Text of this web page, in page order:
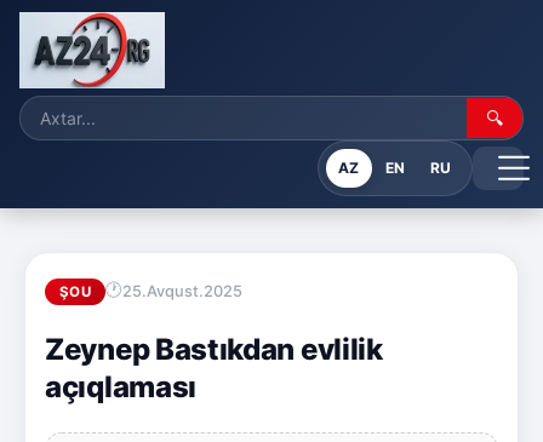
🔍
AZ EN RU
ŞOU 25.Avqust.2025
Zeynep Bastıkdan evlilik
açıqlaması